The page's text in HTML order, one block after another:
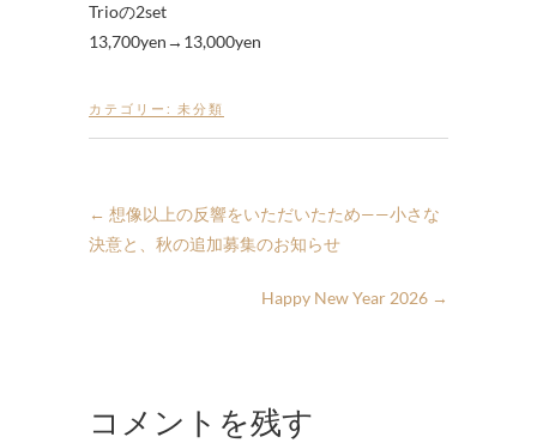
Trioの2set
13,700yen→13,000yen
カテゴリー: 未分類
← 想像以上の反響をいただいたため——小さな
決意と、秋の追加募集のお知らせ
Happy New Year 2026 →
コメントを残す